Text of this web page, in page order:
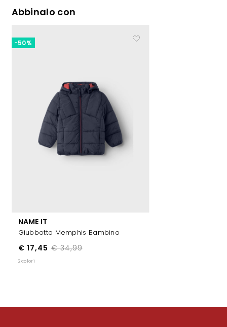
Abbinalo con
NAME IT
Giubbotto Memphis Bambino
€ 34,99
€ 17,45
-50%
2 colori